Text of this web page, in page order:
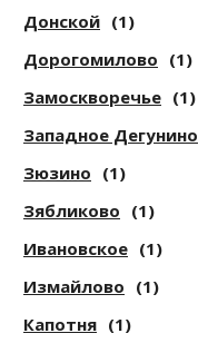
Донской (1)
Дорогомилово (1)
Замоскворечье (1)
Западное Дегунино
Зюзино (1)
Зябликово (1)
Ивановское (1)
Измайлово (1)
Капотня (1)